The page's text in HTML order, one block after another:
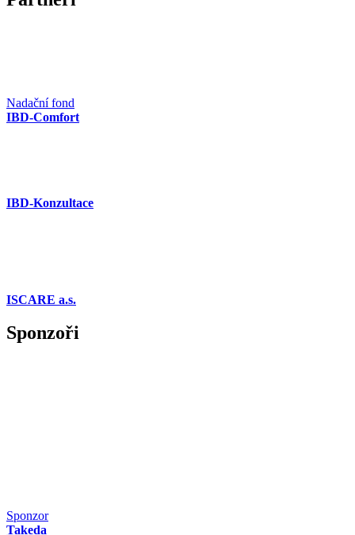
Nadační fond
IBD-Comfort
IBD-Konzultace
ISCARE a.s.
Sponzoři
Sponzor
Takeda